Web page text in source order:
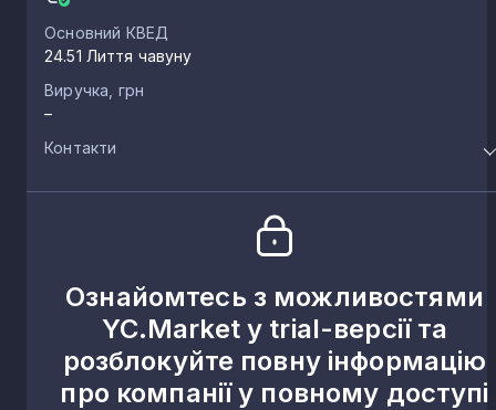
Основний КВЕД
24.51 Лиття чавуну
Виручка, грн
–
Контакти
Ознайомтесь з можливостями
YC.Market у trial-версії та
розблокуйте повну інформацію
про компанії у повному доступі